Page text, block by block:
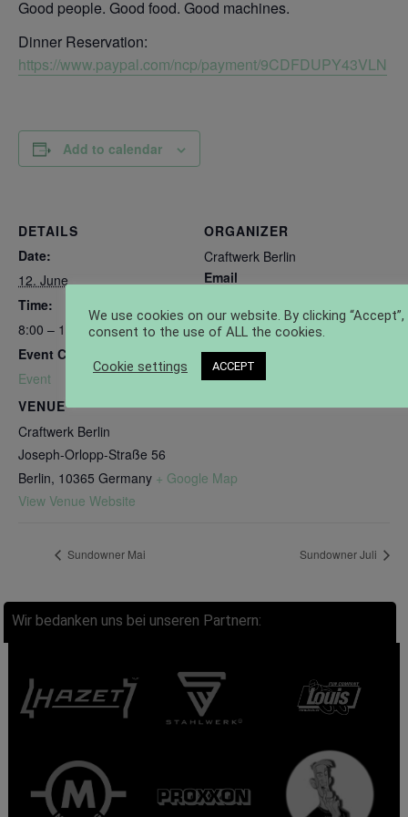
Good people. Good food. Good machines.
Dinner Reservation:
https://www.paypal.com/ncp/payment/9CDFDUPY43VLN
Add to calendar
DETAILS
Date:
12. June
Time:
8:00 – 17:00
Event Category:
Event
VENUE
Craftwerk Berlin
Joseph-Orlopp-Straße 56
Berlin, 10365 Germany + Google Map
View Venue Website
ORGANIZER
Craftwerk Berlin
Email
View Organizer Website
Sundowner Mai Sundowner Juli
Wir bedanken uns bei unseren Partnern:
We use cookies on our website. By clicking “Accept”,
consent to the use of ALL the cookies.
Cookie settings ACCEPT